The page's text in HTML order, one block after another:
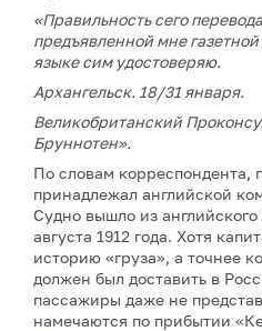
«Правильность сего
предъявленной мне
языке сим удостоверяю.
Архангельск. 18/31 января.
Великобританский
Бруннотен».
По словам корреспондента,
принадлежал английской
Судно вышло из
августа 1912 года. Хотя
историю «груза», а точнее
должен был доставить в
пассажиры даже не
намечаются по прибытии